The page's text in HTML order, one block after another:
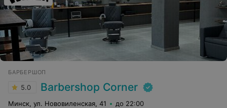
БАРБЕРШОП
5.0 Barbershop Corner
Минск, ул. Нововиленская, 41 до 22:00